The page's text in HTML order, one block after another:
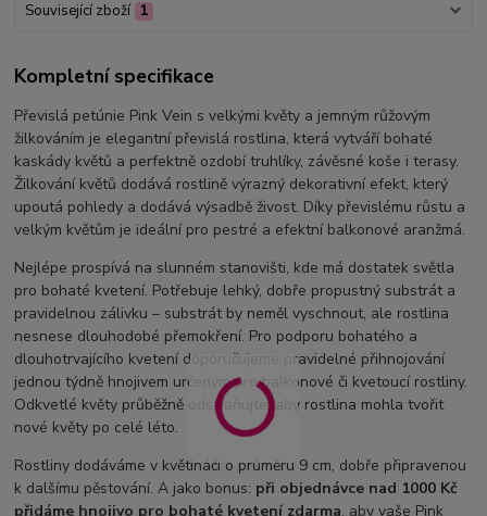
Související zboží 1
Kompletní specifikace
Převislá petúnie Pink Vein s velkými květy a jemným růžovým
žilkováním je elegantní převislá rostlina, která vytváří bohaté
kaskády květů a perfektně ozdobí truhlíky, závěsné koše i terasy.
Žilkování květů dodává rostlině výrazný dekorativní efekt, který
upoutá pohledy a dodává výsadbě živost. Díky převislému růstu a
velkým květům je ideální pro pestré a efektní balkonové aranžmá.
Nejlépe prospívá na slunném stanovišti, kde má dostatek světla
pro bohaté kvetení. Potřebuje lehký, dobře propustný substrát a
pravidelnou zálivku – substrát by neměl vyschnout, ale rostlina
nesnese dlouhodobé přemokření. Pro podporu bohatého a
dlouhotrvajícího kvetení doporučujeme pravidelné přihnojování
jednou týdně hnojivem určeným pro balkonové či kvetoucí rostliny.
Odkvetlé květy průběžně odstraňujte, aby rostlina mohla tvořit
nové květy po celé léto.
Rostliny dodáváme v květináči o průměru 9 cm, dobře připravenou
k dalšímu pěstování. A jako bonus: při objednávce nad 1000 Kč
přidáme hnojivo pro bohaté kvetení zdarma, aby vaše Pink